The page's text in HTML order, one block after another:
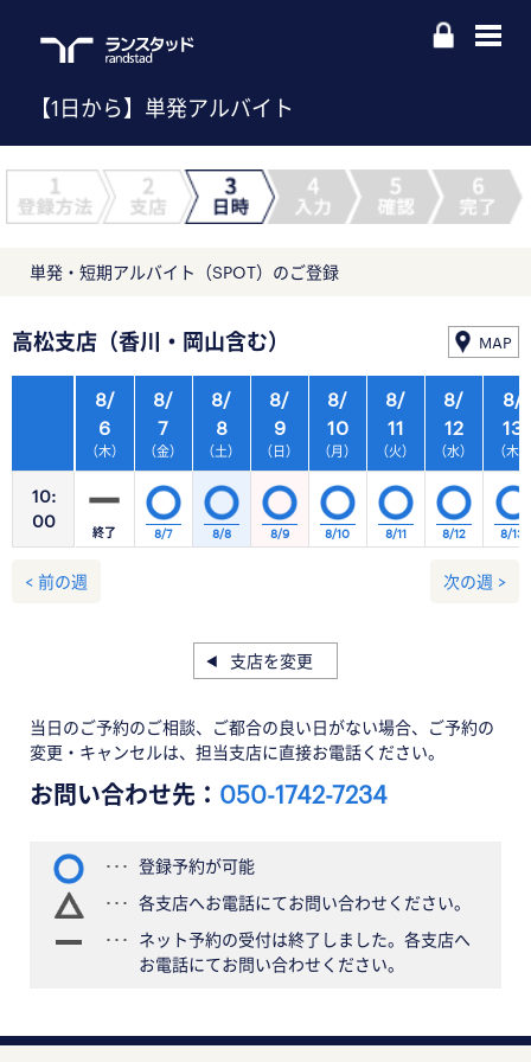
【1日から】単発アルバイト
単発・短期アルバイト（SPOT）のご登録
高松支店（香川・岡山含む） MAP
10:
00
8/
6
（木）
8/
7
（金）
8/
8
（土）
8/
9
（日）
8/
10
（月）
8/
11
（火）
8/
12
（水）
終了 8/7 8/8 8/9 8/10 8/11 8/12
8/
13
（木）
8/13
< 前の週 次の週 >
支店を変更
当日のご予約のご相談、ご都合の良い日がない場合、ご予約の
変更・キャンセルは、担当支店に直接お電話ください。
お問い合わせ先： 050-1742-7234
登録予約が可能
各支店へお電話にてお問い合わせください。
ネット予約の受付は終了しました。各支店へ
お電話にてお問い合わせください。